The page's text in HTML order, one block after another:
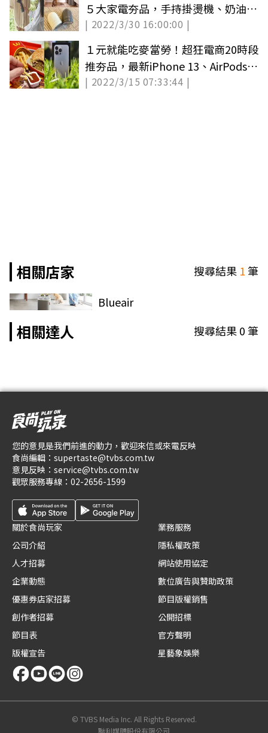
５大家電夯品，手持掛燙機、奶油色
果汁機美翻
| 2022/3/30 16:00:00 |
１元就能吃麥當勞！超狂電商20時段
推夯品，最新iPhone 13、AirPods只
要３元
| 2022/3/15 07:33:44 |
相關店家 搜尋結果 1筆
Blueair
相關達人 搜尋結果0筆
您的意見是我們前進的動力，歡迎來信或來電反映
食尚編輯： supertaste@tvbs.com.tw
意見反映： service@tvbs.com.tw
觀眾服務專線： 02-2656-1599
關於食尚玩家
公司介紹
人才招募
企業動態
優惠券店家招募
創作者招募
節目表
版權宣告
業務服務
隱私權政策
網站使用協定
數位廣告與贊助政策
節目版權銷售
公開招標
官方聲明
星藝象娛樂
© TVBS Media Inc. All Rights Reserved.
聯利媒體股份有限公司